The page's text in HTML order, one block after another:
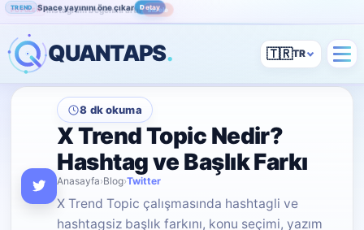
TREND Space yayınını öne çıkar Detay
POPÜLER Instagram beğenini artır İncele
QUANTAPS. 🇹🇷
8 dk okuma
X Trend Topic Nedir?
Hashtag ve Başlık Farkı
Anasayfa›Blog›Twitter
X Trend Topic çalışmasında hashtagli ve
hashtagsiz başlık farkını, konu seçimi, yazım